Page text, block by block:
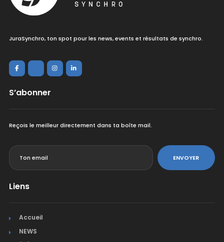
JuraSynchro, ton spot pour les news, events et résultats de synchro.
S’abonner
Reçois le meilleur directement dans ta boîte mail.
ENVOYER
Liens
Accueil
NEWS